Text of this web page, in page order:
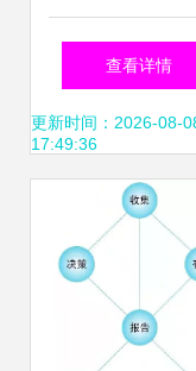
字产品生态系
适应网络安全
与数据处理
查看详情
更新时间：2026-08-
17:49:36